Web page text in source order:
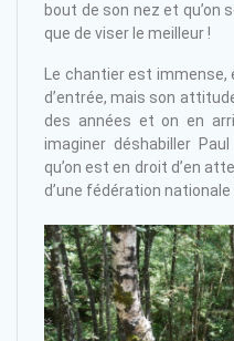
bout de son nez et qu’on
que de viser le meilleur !
Le chantier est immense,
d’entrée, mais son
des années et on en
imaginer déshabiller
qu’on est en droit d’en
d’une fédération nationale